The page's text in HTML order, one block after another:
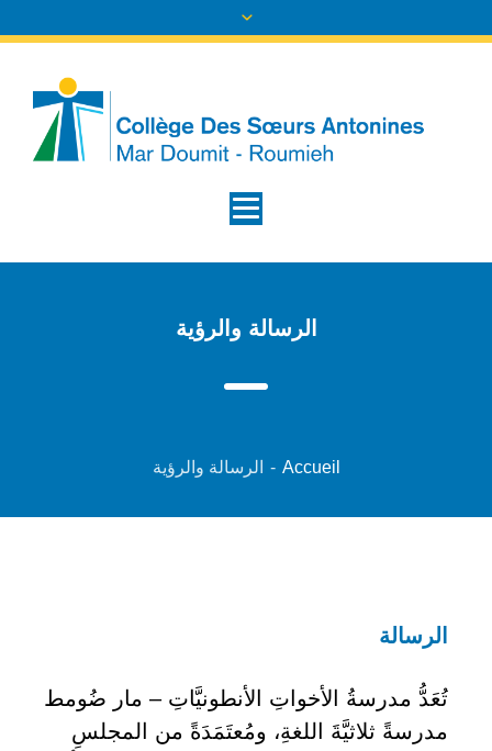
الرسالة والرؤية
Accueil
- الرسالة والرؤية
الرسالة
تُعَدُّ مدرسةُ الأخواتِ الأنطونيَّاتِ – مار ضُومط
مدرسةً ثلاثيَّةَ اللغةِ، ومُعتَمَدَةً من المجلسِ